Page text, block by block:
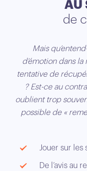
AU
de
Mais
d’émotion dans
tentative de
? Est-ce au
oublient trop
possible de «
Jouer sur les
De l’avis au